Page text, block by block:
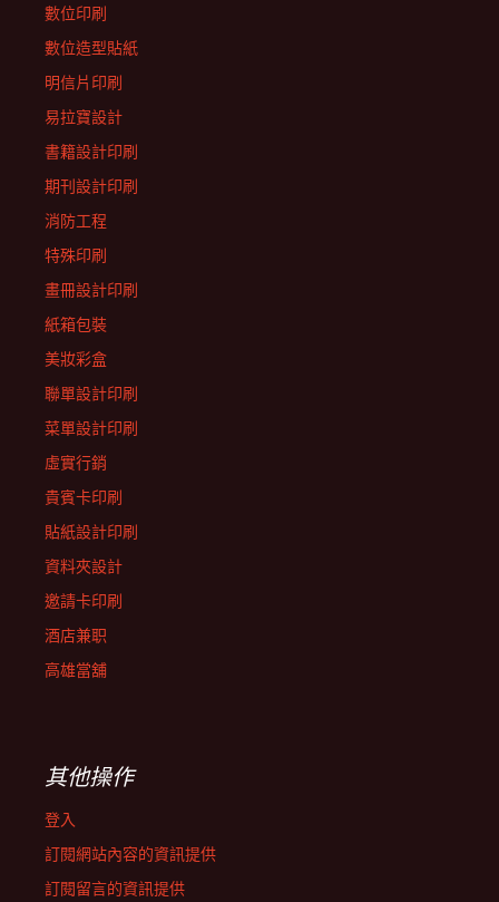
數位印刷
數位造型貼紙
明信片印刷
易拉寶設計
書籍設計印刷
期刊設計印刷
消防工程
特殊印刷
畫冊設計印刷
紙箱包裝
美妝彩盒
聯單設計印刷
菜單設計印刷
虛實行銷
貴賓卡印刷
貼紙設計印刷
資料夾設計
邀請卡印刷
酒店兼职
高雄當舖
其他操作
登入
訂閱網站內容的資訊提供
訂閱留言的資訊提供